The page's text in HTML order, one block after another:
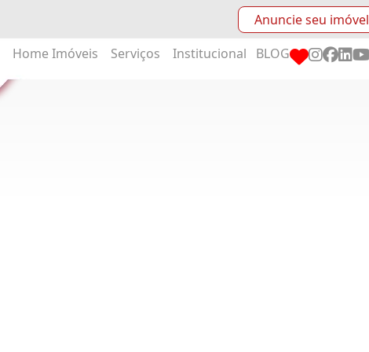
Anuncie seu imóvel
Home Imóveis Serviços Institucional BLOG